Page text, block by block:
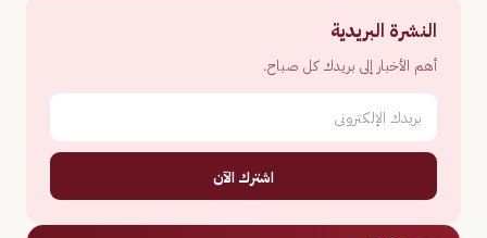
النشرة البريدية
أهم الأخبار إلى بريدك كل صباح.
اشترك الآن